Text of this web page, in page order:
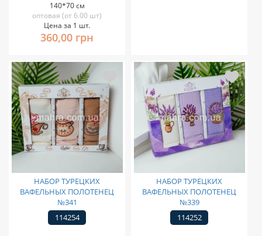
140*70 см
оптовая (от 6.00 шт)
Цена за 1 шт.
360,00 грн
НАБОР ТУРЕЦКИХ
ВАФЕЛЬНЫХ ПОЛОТЕНЕЦ
№341
114254
НАБОР ТУРЕЦКИХ
ВАФЕЛЬНЫХ ПОЛОТЕНЕЦ
№339
114252